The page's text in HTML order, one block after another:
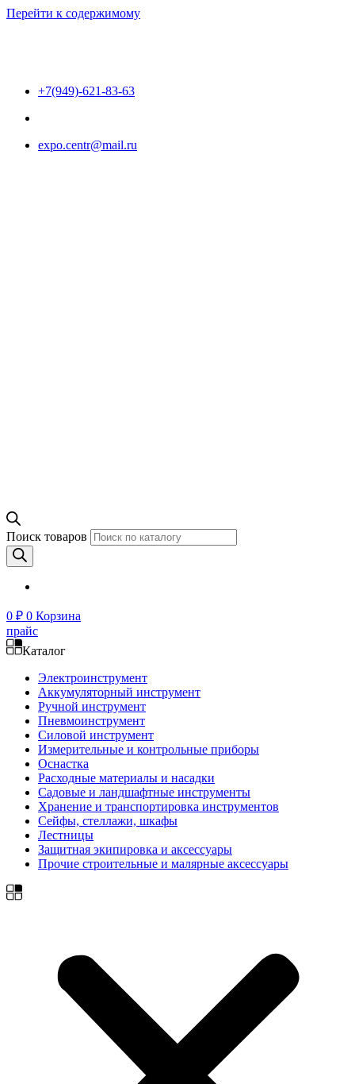
Перейти к содержимому
+7(949)-621-83-63
expo.centr@mail.ru
Поиск товаров
0 ₽ 0 Корзина
прайс
Каталог
Электроинструмент
Аккумуляторный инструмент
Ручной инструмент
Пневмоинструмент
Силовой инструмент
Измерительные и контрольные приборы
Оснастка
Расходные материалы и насадки
Садовые и ландшафтные инструменты
Хранение и транспортировка инструментов
Сейфы, стеллажи, шкафы
Лестницы
Защитная экипировка и аксессуары
Прочие строительные и малярные аксессуары